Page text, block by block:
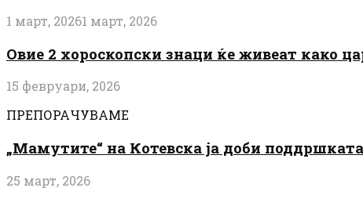
1 март, 20261 март, 2026
Овие 2 хороскопски знаци ќе живеат како
15 февруари, 2026
ПРЕПОРАЧУВАМЕ
„Мамутите“ на Котевска ја доби
25 март, 2026